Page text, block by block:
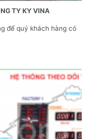
TY KY VINA
để quý khách hàng có